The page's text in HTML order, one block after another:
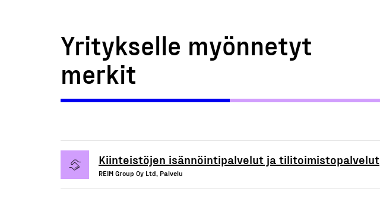
Yritykselle myönnetyt
merkit
Kiinteistöjen isännöintipalvelut ja tilitoimistopalvelut
REIM Group Oy Ltd, Palvelu